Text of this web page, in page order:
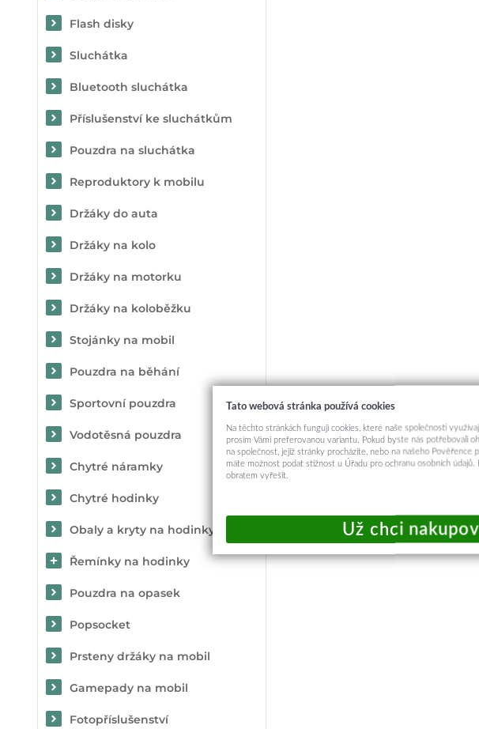
Flash disky
Sluchátka
Bluetooth sluchátka
Příslušenství ke sluchátkům
Pouzdra na sluchátka
Reproduktory k mobilu
Držáky do auta
Držáky na kolo
Držáky na motorku
Držáky na koloběžku
Stojánky na mobil
Pouzdra na běhání
Sportovní pouzdra
Vodotěsná pouzdra
Chytré náramky
Chytré hodinky
Obaly a kryty na hodinky
Řemínky na hodinky
Pouzdra na opasek
Popsocket
Prsteny držáky na mobil
Gamepady na mobil
Fotopříslušenství
Tato webová stránka používá cookies
Na těchto stránkách fungují cookies, které naše společnosti
prosím Vámi preferovanou variantu. Pokud byste nás potřebovali
na společnost, jejíž stránky procházíte, nebo na našeho Pověřence
máte možnost podat stížnost u Úřadu pro ochranu osobních
obratem vyřešit.